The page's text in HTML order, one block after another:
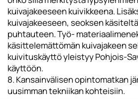
kuivajakeeseen kuivikkeena.
kuivajakeeseen, seoksen
puhtauteen. Työ-
käsittelemättömän kuivajakeen
kuivituskäyttö yleistyy Pohjois-
käyttöön.
8. Kansainvälisen opintomatkan
uusimman tekniikan kohteisiin.